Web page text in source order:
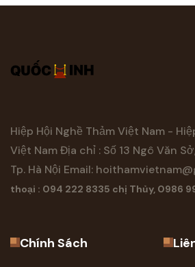
Hiệp Hội Nghề Thảm Việt Nam -
Việt NamĐịa chỉ : Số 13 Ngô Văn
Tp. Hà Nội Email:
thoại : 094 222 8335 chị Thủy, 0986
Chính Sách